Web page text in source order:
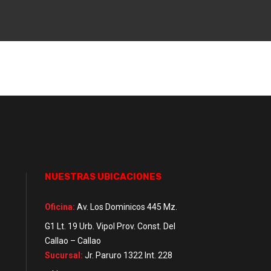
NUESTRAS UBICACIONES
Oficina: Av. Los Dominicos 445 Mz.
G1 Lt. 19 Urb. Vipol Prov. Const. Del
Callao – Callao
Sucursal: Jr. Paruro 1322 Int. 228